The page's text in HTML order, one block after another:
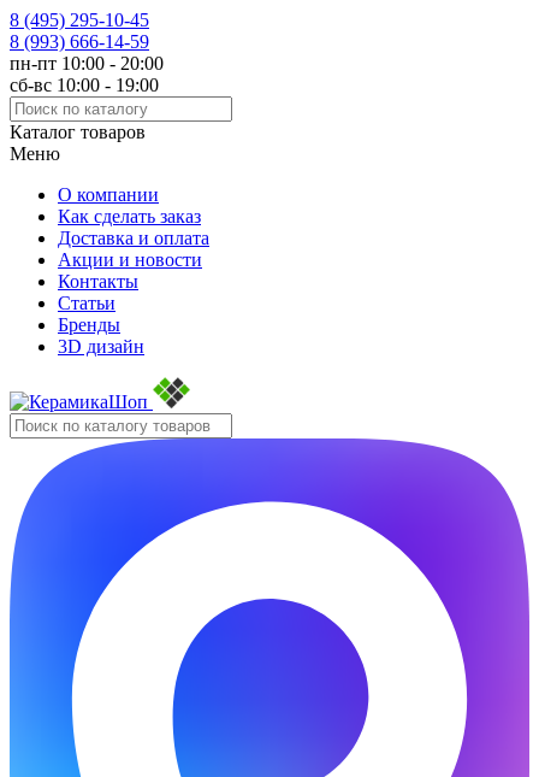
8 (495) 295-10-45
8 (993) 666-14-59
пн-пт 10:00 - 20:00
сб-вс 10:00 - 19:00
Каталог товаров
Меню
О компании
Как сделать заказ
Доставка и оплата
Акции и новости
Контакты
Статьи
Бренды
3D дизайн